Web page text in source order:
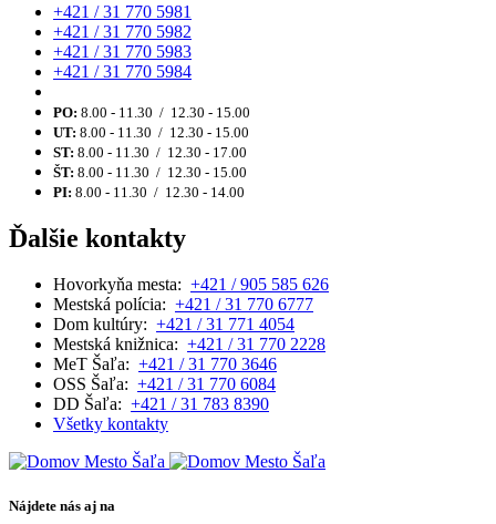
+421 / 31 770 5981
+421 / 31 770 5982
+421 / 31 770 5983
+421 / 31 770 5984
PO: 8.00 - 11.30 / 12.30 - 15.00
UT: 8.00 - 11.30 / 12.30 - 15.00
ST: 8.00 - 11.30 / 12.30 - 17.00
ŠT: 8.00 - 11.30 / 12.30 - 15.00
PI: 8.00 - 11.30 / 12.30 - 14.00
Ďalšie kontakty
Hovorkyňa mesta: +421 / 905 585 626
Mestská polícia: +421 / 31 770 6777
Dom kultúry: +421 / 31 771 4054
Mestská knižnica: +421 / 31 770 2228
MeT Šaľa: +421 / 31 770 3646
OSS Šaľa: +421 / 31 770 6084
DD Šaľa: +421 / 31 783 8390
Všetky kontakty
Nájdete nás aj na